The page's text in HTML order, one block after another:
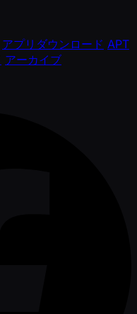
アプリダウンロード APT
アーカイブ